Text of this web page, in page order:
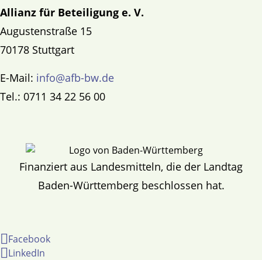
Allianz für Beteiligung e. V.
Augustenstraße 15
70178 Stuttgart
E-Mail: info@afb-bw.de
Tel.: 0711 34 22 56 00
Finanziert aus Landesmitteln, die der Landtag
Baden-Württemberg beschlossen hat.
Facebook
LinkedIn